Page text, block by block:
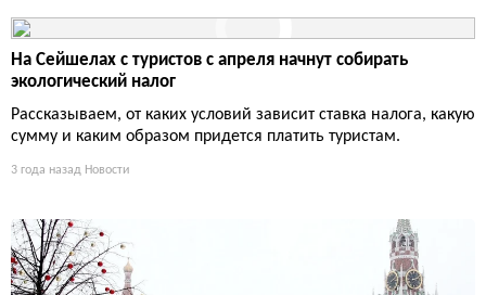
На Сейшелах с туристов с апреля начнут собирать
экологический налог
Рассказываем, от каких условий зависит ставка налога, какую
сумму и каким образом придется платить туристам.
3 года назад Новости